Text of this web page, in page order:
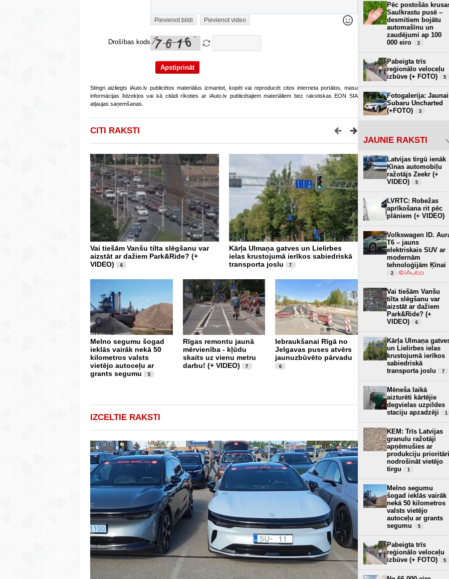
Pievienot bildi Pievienot video
Drošības kods
Stingri aizliegts iAuto.lv publicētos materiālus izmantot, kopēt vai reproducēt citos interneta portālos, masu
informācijas līdzekļos vai kā citādi rīkoties ar iAuto.lv publicētajiem materiāliem bez rakstiskas EON SIA
atļaujas saņemšanas.
CITI RAKSTI
Vai tiešām Vanšu tilta slēgšanu var
aizstāt ar dažiem Park&Ride? (+
VIDEO)
6
Kārļa Ulmaņa gatves un Lielirbes
ielas krustojumā ierīkos sabiedriskā
transporta joslu
7
Melno segumu šogad
ieklās vairāk nekā 50
kilometros valsts
vietējo autoceļu ar
grants segumu
5
Rīgas remontu jaunā
mērvienība - kļūdu
skaits uz vienu metru
darbu! (+ VIDEO)
7
Iebraukšanai Rīgā no
Jelgavas puses atvērs
jaunuzbūvēto pārvadu
6
Ar pēdējā robežkontroles
slēgšanu kravas
iedzīvotāji vairs nevarēs
Latvijas-Baltkrievijas
Jaunais Depo-Spice
krustojums Lielirbes un
Kārļa Ulmaņa gatvē -
vai luksofori ir bīstami
izvietoti? (+ VIDEO)
9
IZCELTIE RAKSTI
Pēc postošās
Saulkrastu pusē –
desmitiem bojātu
automašīnu un
zaudējumi ap 100
000 eiro
2
Pabeigta trīs
reģionālo veloceļu
izbūve (+ FOTO)
5
Fotogalerija:
Subaru Uncharted
(+FOTO)
3
JAUNIE RAKSTI
Latvijas tirgū ienāk
Ķīnas automobiļu
ražotājs Zeekr (+
VIDEO)
5
LVRTC: Robežas
aprīkošana rit pēc
plāniem (+ VIDEO)
Volkswagen ID.
T6 – jauns
elektriskais SUV ar
modernām
tehnoloģijām Ķīnai
2
Vai tiešām Vanšu
tilta slēgšanu var
aizstāt ar dažiem
Park&Ride? (+
VIDEO)
6
Kārļa Ulmaņa
un Lielirbes ielas
krustojumā ierīkos
sabiedriskā
transporta joslu
7
Mēneša laikā
aizturēti kārtējie
degvielas uzpildes
staciju apzadzēji
1
KEM: Trīs Latvijas
granulu ražotāji
apņēmušies ar
produkciju prioritāri
nodrošināt vietējo
tirgu
1
Melno segumu
šogad ieklās vairāk
nekā 50 kilometros
valsts vietējo
autoceļu ar grants
segumu
5
Pabeigta trīs
reģionālo veloceļu
izbūve (+ FOTO)
5